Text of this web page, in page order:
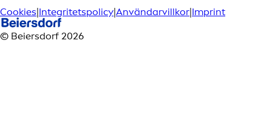
Cookies Integritetspolicy Användarvillkor Imprint
© Beiersdorf 2026